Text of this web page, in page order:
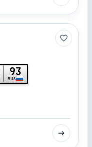
93
RUS